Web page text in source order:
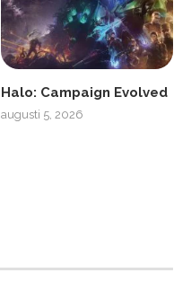
Halo: Campaign Evolved
augusti 5, 2026